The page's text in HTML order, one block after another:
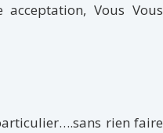
Vous Vous
rien faire